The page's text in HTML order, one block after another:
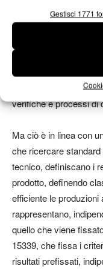
Gestisci 1771
sostiene Lazzati
standard richiesti è
caratterizzazioni
puntuali e spesso
con i processi
essere ottenuta
verifiche e processi di
Ma ciò è in linea con
che ricercare
tecnico, definiscano i
prodotto, definendo
efficiente le
rappresentano,
quello che viene
15339, che fissa i
risultati prefissati,